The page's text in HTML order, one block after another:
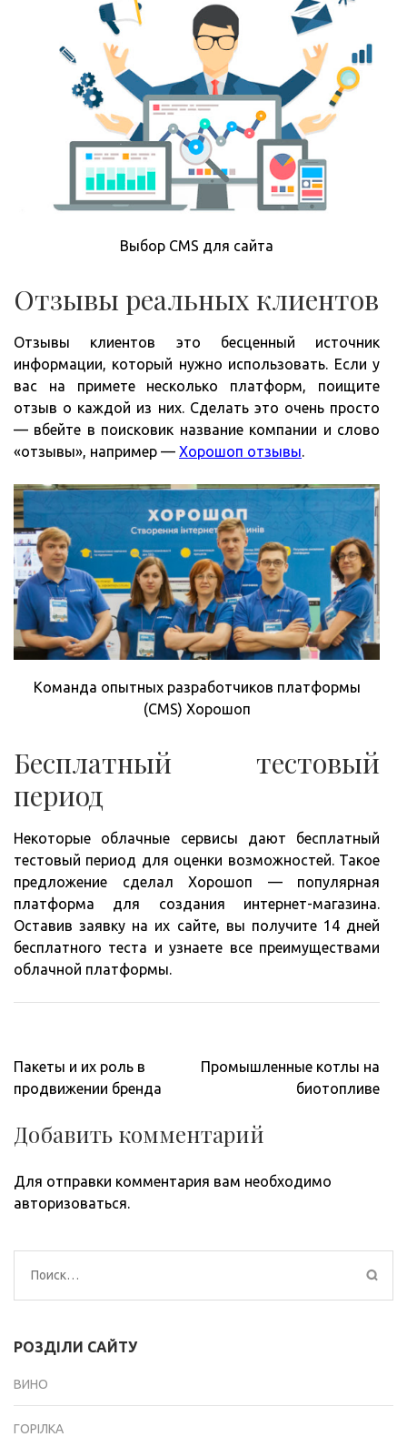
Выбор CMS для сайта
Отзывы реальных клиентов
Отзывы клиентов это бесценный источник
информации, который нужно использовать. Если у
вас на примете несколько платформ, поищите
отзыв о каждой из них. Сделать это очень просто
— вбейте в поисковик название компании и слово
«отзывы», например — Хорошоп отзывы.
Команда опытных разработчиков платформы
(CMS) Хорошоп
Бесплатный тестовый
период
Некоторые облачные сервисы дают бесплатный
тестовый период для оценки возможностей. Такое
предложение сделал Хорошоп — популярная
платформа для создания интернет-магазина.
Оставив заявку на их сайте, вы получите 14 дней
бесплатного теста и узнаете все преимуществами
облачной платформы.
Навигация
по
Пакеты и их роль в
продвижении бренда
Промышленные котлы на
биотопливе
Добавить комментарий
Для отправки комментария вам необходимо
авторизоваться.
Найти:
РОЗДІЛИ САЙТУ
ВИНО
ГОРІЛКА